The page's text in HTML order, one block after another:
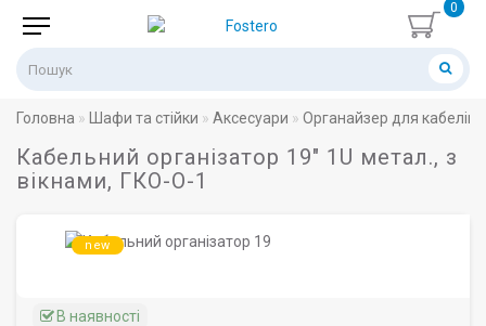
0
Головна Шафи та стійки Аксесуари Органайзер для кабелів
Кабельний організатор 19" 1U метал., з
вікнами, ГКО-О-1
new
В наявності